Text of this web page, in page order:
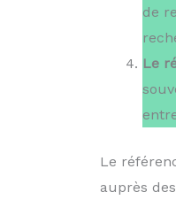
de
Le
Le
auprès